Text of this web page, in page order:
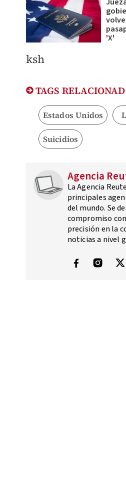
'X'
ksh
TAGS
Estados Unidos
Suicidios
Agencia
La Agencia
principales
del mundo. Se
compromiso
precisión en la
noticias a nivel